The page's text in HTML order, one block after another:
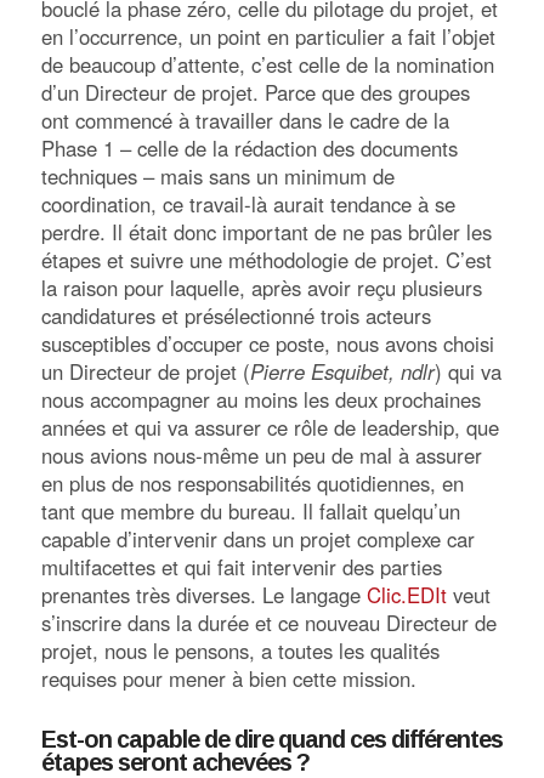
bouclé la phase zéro, celle du pilotage du projet, et
en l’occurrence, un point en particulier a fait l’objet
de beaucoup d’attente, c’est celle de la nomination
d’un Directeur de projet. Parce que des groupes
ont commencé à travailler dans le cadre de la
Phase 1 – celle de la rédaction des documents
techniques – mais sans un minimum de
coordination, ce travail-là aurait tendance à se
perdre. Il était donc important de ne pas brûler les
étapes et suivre une méthodologie de projet. C’est
la raison pour laquelle, après avoir reçu plusieurs
candidatures et présélectionné trois acteurs
susceptibles d’occuper ce poste, nous avons choisi
un Directeur de projet (Pierre Esquibet, ndlr) qui va
nous accompagner au moins les deux prochaines
années et qui va assurer ce rôle de leadership, que
nous avions nous-même un peu de mal à assurer
en plus de nos responsabilités quotidiennes, en
tant que membre du bureau. Il fallait quelqu’un
capable d’intervenir dans un projet complexe car
multifacettes et qui fait intervenir des parties
prenantes très diverses. Le langage Clic.EDItveut
s’inscrire dans la durée et ce nouveau Directeur de
projet, nous le pensons, a toutes les qualités
requises pour mener à bien cette mission.
Est-on capable de dire quand ces différentes
étapes seront achevées ?